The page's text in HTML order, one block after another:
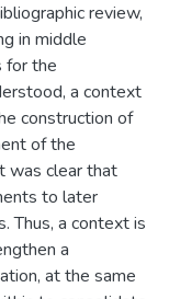
review,
in middle
for the
a context
construction of
of the
was clear that
to later
Thus, a context is
a
at the same